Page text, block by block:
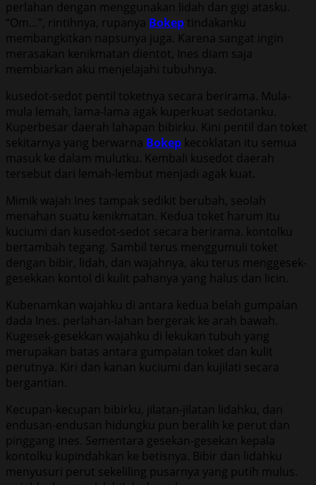
perlahan dengan menggunakan lidah dan gigi atasku.
“Om…”, rintihnya, rupanya Bokep tindakanku
membangkitkan napsunya juga. Karena sangat ingin
merasakan kenikmatan dientot, Ines diam saja
membiarkan aku menjelajahi tubuhnya.
kusedot-sedot pentil toketnya secara berirama. Mula-
mula lemah, lama-lama agak kuperkuat sedotanku.
Kuperbesar daerah lahapan bibirku. Kini pentil dan toket
sekitarnya yang berwarna Bokep kecoklatan itu semua
masuk ke dalam mulutku. Kembali kusedot daerah
tersebut dari lemah-lembut menjadi agak kuat.
Mimik wajah Ines tampak sedikit berubah, seolah
menahan suatu kenikmatan. Kedua toket harum itu
kuciumi dan kusedot-sedot secara berirama. kontolku
bertambah tegang. Sambil terus menggumuli toket
dengan bibir, lidah, dan wajahnya, aku terus menggesek-
gesekkan kontol di kulit pahanya yang halus dan licin.
Kubenamkan wajahku di antara kedua belah gumpalan
dada Ines. perlahan-lahan bergerak ke arah bawah.
Kugesek-gesekkan wajahku di lekukan tubuh yang
merupakan batas antara gumpalan toket dan kulit
perutnya. Kiri dan kanan kuciumi dan kujilati secara
bergantian.
Kecupan-kecupan bibirku, jilatan-jilatan lidahku, dan
endusan-endusan hidungku pun beralih ke perut dan
pinggang Ines. Sementara gesekan-gesekan kepala
kontolku kupindahkan ke betisnya. Bibir dan lidahku
menyusuri perut sekeliling pusarnya yang putih mulus.